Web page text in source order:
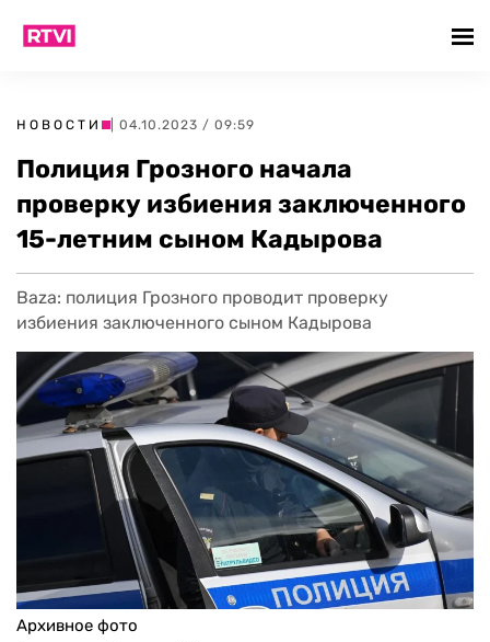
НОВОСТИ | 04.10.2023 / 09:59
Полиция Грозного начала
проверку избиения заключенного
15-летним сыном Кадырова
Baza: полиция Грозного проводит проверку
избиения заключенного сыном Кадырова
Архивное фото